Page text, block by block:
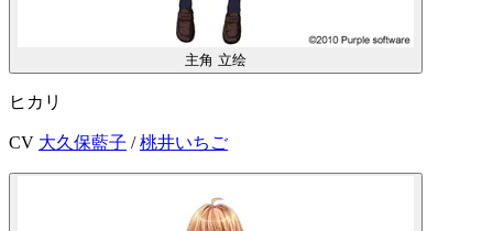
主角 立绘
ヒカリ
CV 大久保藍子 /桃井いちご